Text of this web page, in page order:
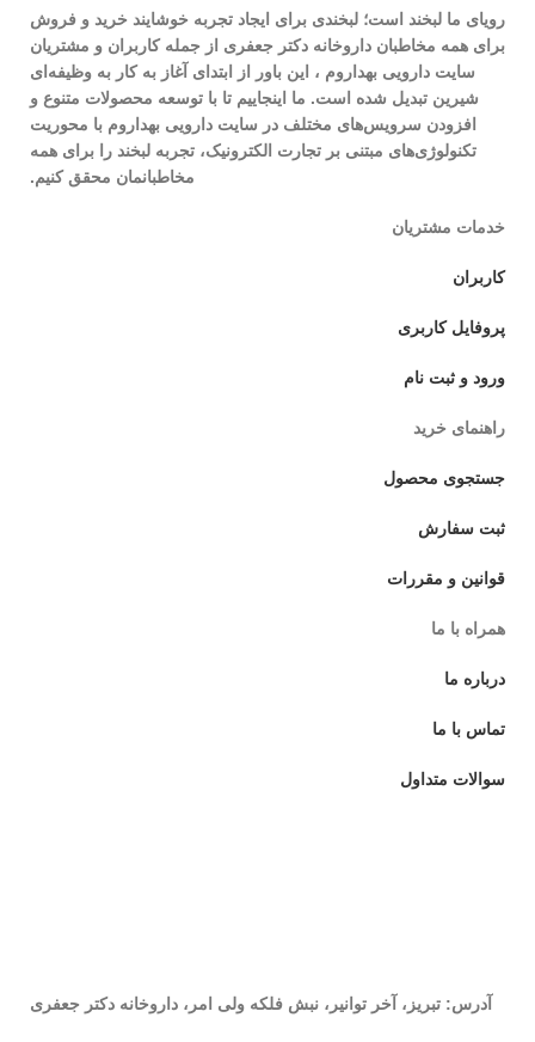
رویای ما لبخند است؛ لبخندی برای ایجاد تجربه خوشایند خرید و فروش
برای همه مخاطبان داروخانه دکتر جعفری از جمله کاربران و مشتریان
سایت دارویی بهداروم ، این باور از ابتدای آغاز به کار به وظیفه‌ای
شیرین تبدیل شده است. ما اینجاییم تا با توسعه محصولات متنوع و
افزودن سرویس‌های مختلف در سایت دارویی بهداروم با محوریت
تکنولوژی‌های مبتنی بر تجارت الکترونیک، تجربه لبخند را برای همه
مخاطبانمان محقق کنیم.
خدمات مشتریان
کاربران
پروفایل کاربری
ورود و ثبت نام
راهنمای خرید
جستجوی محصول
ثبت سفارش
قوانین و مقررات
همراه با ما
درباره ما
تماس با ما
سوالات متداول
آدرس: تبریز، آخر توانیر، نبش فلکه ولی امر، داروخانه دکتر جعفری